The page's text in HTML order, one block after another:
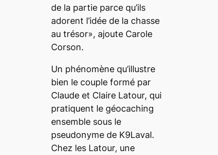
de la partie parce qu’ils
adorent l’idée de la chasse
au trésor», ajoute Carole
Corson.
Un phénomène qu’illustre
bien le couple formé par
Claude et Claire Latour, qui
pratiquent le géocaching
ensemble sous le
pseudonyme de K9Laval.
Chez les Latour, une